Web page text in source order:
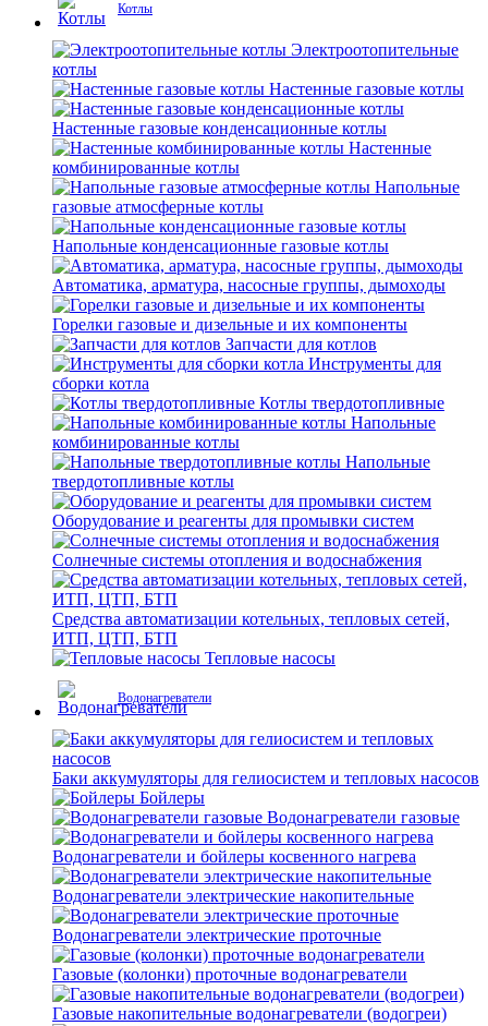
Котлы
Электроотопительные
котлы
Настенные газовые котлы
Настенные газовые конденсационные котлы
Настенные
комбинированные котлы
Напольные
газовые атмосферные котлы
Напольные конденсационные газовые котлы
Автоматика, арматура, насосные группы, дымоходы
Горелки газовые и дизельные и их компоненты
Запчасти для котлов
Инструменты для
сборки котла
Котлы твердотопливные
Напольные
комбинированные котлы
Напольные
твердотопливные котлы
Оборудование и реагенты для промывки систем
Солнечные системы отопления и водоснабжения
Средства автоматизации котельных, тепловых сетей,
ИТП, ЦТП, БТП
Тепловые насосы
Водонагреватели
Баки аккумуляторы для гелиосистем и тепловых насосов
Бойлеры
Водонагреватели газовые
Водонагреватели и бойлеры косвенного нагрева
Водонагреватели электрические накопительные
Водонагреватели электрические проточные
Газовые (колонки) проточные водонагреватели
Газовые накопительные водонагреватели (водогреи)